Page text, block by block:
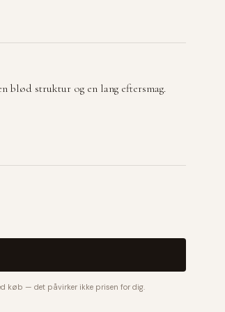
blød struktur og en lang eftersmag.
køb — det påvirker ikke prisen for dig.